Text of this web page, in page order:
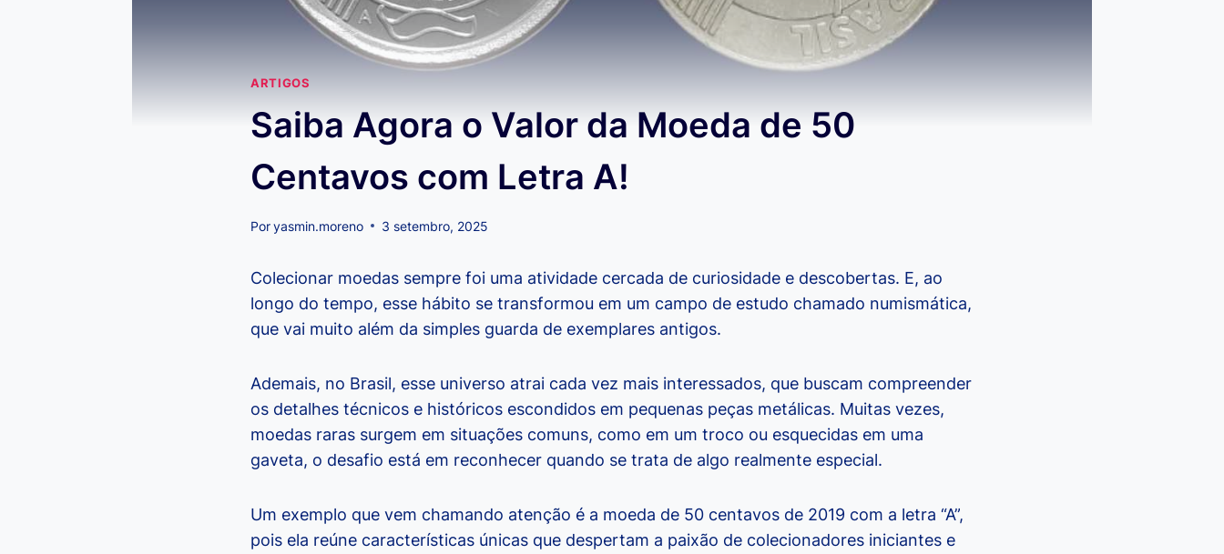
ARTIGOS
Saiba Agora o Valor da Moeda de 50
Centavos com Letra A!
Poryasmin.moreno 3 setembro, 2025
Colecionar moedas sempre foi uma atividade cercada de curiosidade e descobertas. E, ao
longo do tempo, esse hábito se transformou em um campo de estudo chamado numismática,
que vai muito além da simples guarda de exemplares antigos.
Ademais, no Brasil, esse universo atrai cada vez mais interessados, que buscam compreender
os detalhes técnicos e históricos escondidos em pequenas peças metálicas. Muitas vezes,
moedas raras surgem em situações comuns, como em um troco ou esquecidas em uma
gaveta, o desafio está em reconhecer quando se trata de algo realmente especial.
Um exemplo que vem chamando atenção é a moeda de 50 centavos de 2019 com a letra “A”,
pois ela reúne características únicas que despertam a paixão de colecionadores iniciantes e